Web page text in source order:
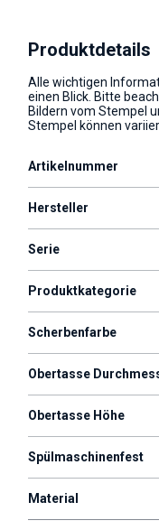
Produktdetails
Alle wichtigen
einen Blick. Bitte
Bildern vom Stempel
Stempel können
Artikelnummer
Hersteller
Serie
Produktkategorie
Scherbenfarbe
Obertasse
Obertasse Höhe
Spülmaschinenfest
Material